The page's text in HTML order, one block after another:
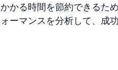
かる時間を節約できるた
ーマンスを分析して、成